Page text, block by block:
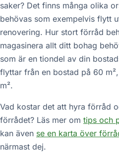
saker? Det finns många olika
behövas som exempelvis flytt
renovering. Hur stort förråd
magasinera allt ditt bohag
som är en tiondel av din
flyttar från en bostad på 60
m².
Vad kostar det att hyra förråd
förrådet? Läs mer om tips och
kan även se en karta över
närmast dej.